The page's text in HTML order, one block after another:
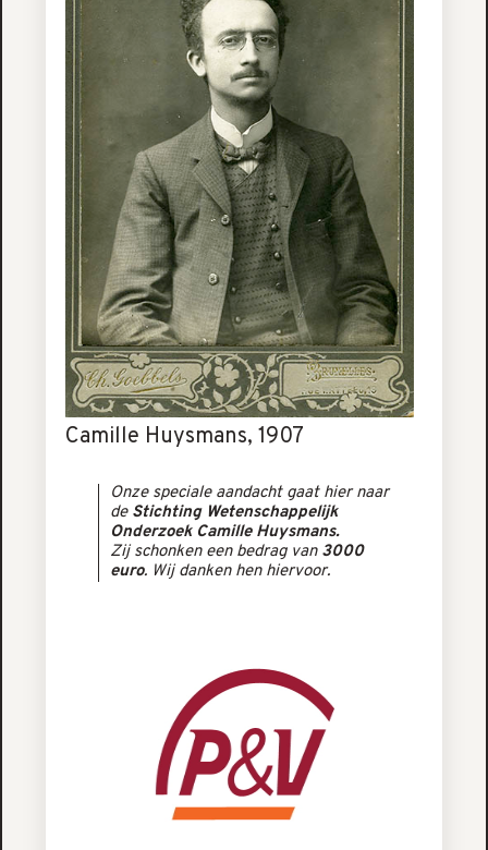
Camille Huysmans, 1907
Onze speciale aandacht gaat hier naar
de Stichting Wetenschappelijk
Onderzoek Camille Huysmans.
Zij schonken een bedrag van 3000
euro. Wij danken hen hiervoor.